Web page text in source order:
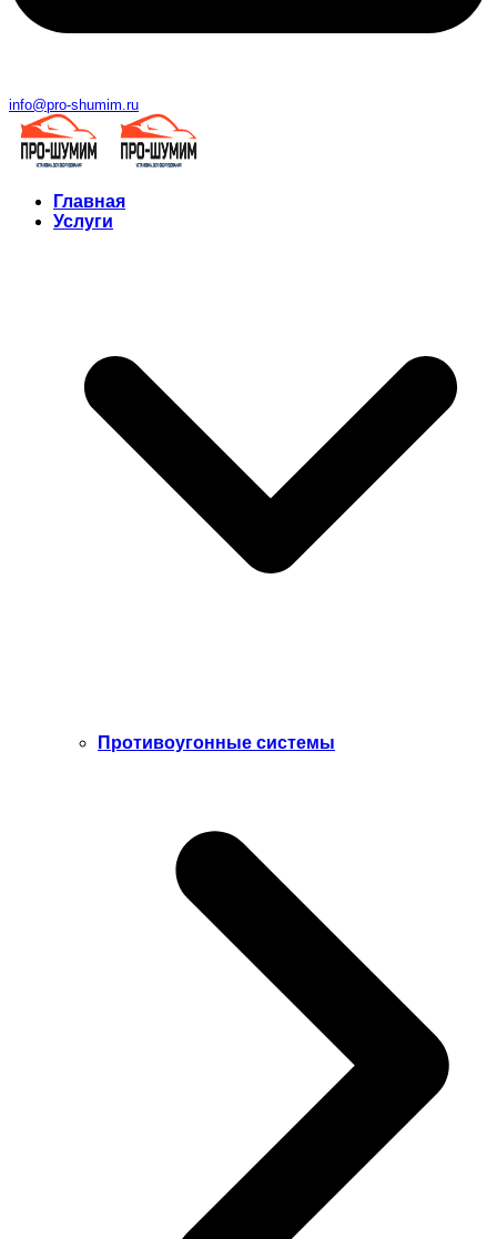
info@pro-shumim.ru
Главная
Услуги
Противоугонные системы